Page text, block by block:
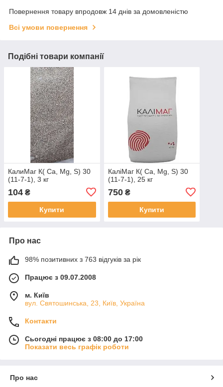
Повернення товару впродовж 14 днів за домовленістю
Всі умови повернення
Подібні товари компанії
КалиМаг К( Ca, Mg, S) 30
(11-7-1), 3 кг
104 ₴
Купити
КаліМаг К( Ca, Mg, S) 30
(11-7-1), 25 кг
750₴
Купити
Про нас
98% позитивних з 763 відгуків за рік
Працює з 09.07.2008
м. Київ
вул. Святошинська, 23, Київ, Україна
Контакти
Сьогодні працює з 08:00 до 17:00
Показати весь графік роботи
Про нас